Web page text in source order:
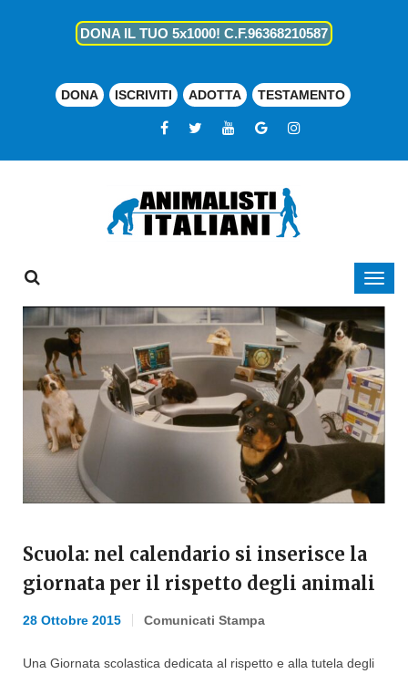
DONA IL TUO 5x1000! C.F.96368210587
DONA ISCRIVITI ADOTTA TESTAMENTO
Scuola: nel calendario si inserisce la
giornata per il rispetto degli animali
28 Ottobre 2015 Comunicati Stampa
Una Giornata scolastica dedicata al rispetto e alla tutela degli